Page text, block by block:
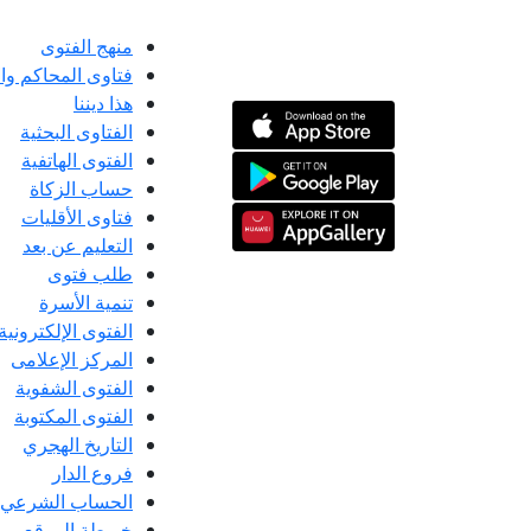
منهج الفتوى
فتاوى المحاكم
هذا ديننا
الفتاوى البحثية
الفتوى الهاتفية
حساب الزكاة
فتاوى الأقليات
التعليم عن بعد
طلب فتوى
تنمية الأسرة
الفتوى الإلكترونية
المركز الإعلامى
الفتوى الشفوية
الفتوى المكتوبة
التاريخ الهجري
فروع الدار
الحساب الشرعي